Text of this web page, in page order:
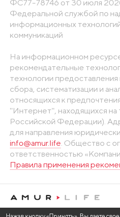
ФС77-78746 от 30 июля
Федеральной службой по
информационных
коммуникаций
На информационном
рекомендательные
технологии
сбора, систематизации и
относящихся к
"Интернет", находящихся
Российской Федерации).
для направления
info@amur.life. Общество с
ответственностью
Правила применения